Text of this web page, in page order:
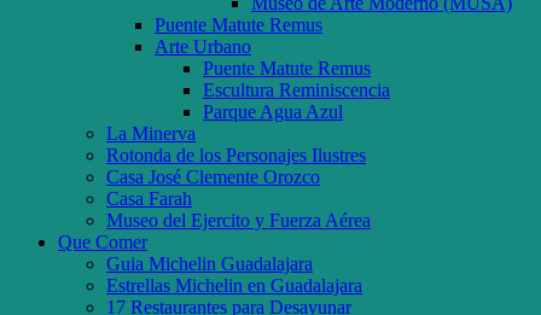
Puente Matute Remus
Arte Urbano
Puente Matute Remus
Escultura Reminiscencia
Parque Agua Azul
La Minerva
Rotonda de los Personajes Ilustres
Casa José Clemente Orozco
Casa Farah
Museo del Ejercito y Fuerza Aérea
Que Comer
Guia Michelin Guadalajara
Estrellas Michelin en Guadalajara
17 Restaurantes para Desayunar